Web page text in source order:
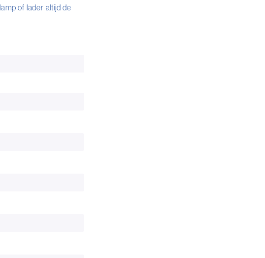
of lader altijd de